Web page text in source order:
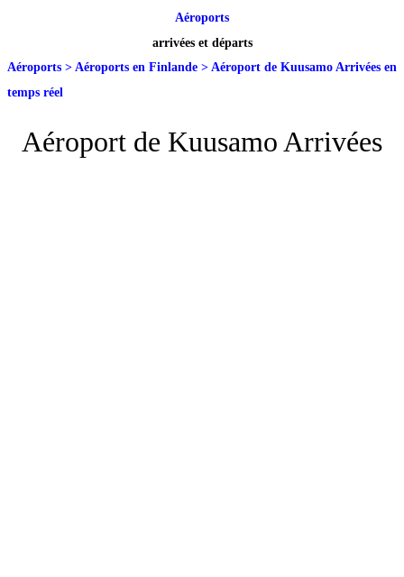
Aéroports
arrivées et départs
Aéroports > Aéroports en Finlande > Aéroport de Kuusamo Arrivées en
temps réel
Aéroport de Kuusamo Arrivées